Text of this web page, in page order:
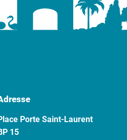
Porte Saint-Laurent
15